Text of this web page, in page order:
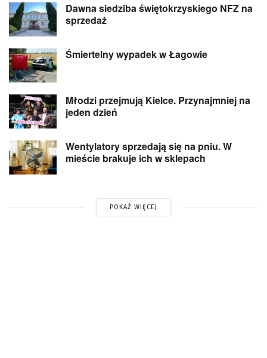
Dawna siedziba świętokrzyskiego NFZ na
sprzedaż
Śmiertelny wypadek w Łagowie
Młodzi przejmują Kielce. Przynajmniej na
jeden dzień
Wentylatory sprzedają się na pniu. W
mieście brakuje ich w sklepach
POKAŻ WIĘCEJ